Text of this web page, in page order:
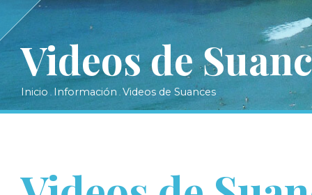
Videos de
Inicio . Información . Videos de Suances